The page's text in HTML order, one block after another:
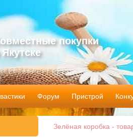
покупки
Якутске
Форум Пристрой
Зелёная коробка -